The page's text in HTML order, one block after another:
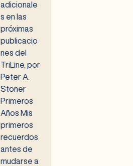
adicionale
s en las
próximas
publicacio
nes del
TriLine. por
Peter A.
Stoner
Primeros
Años Mis
primeros
recuerdos
antes de
mudarse a